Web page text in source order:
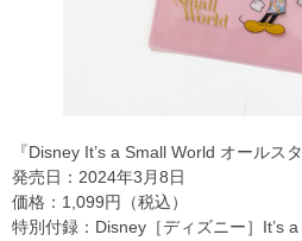
『Disney It’s a Small World オールス
発売日：2024年3月8日
価格：1,099円（税込）
特別付録：Disney［ディズニー］It’s